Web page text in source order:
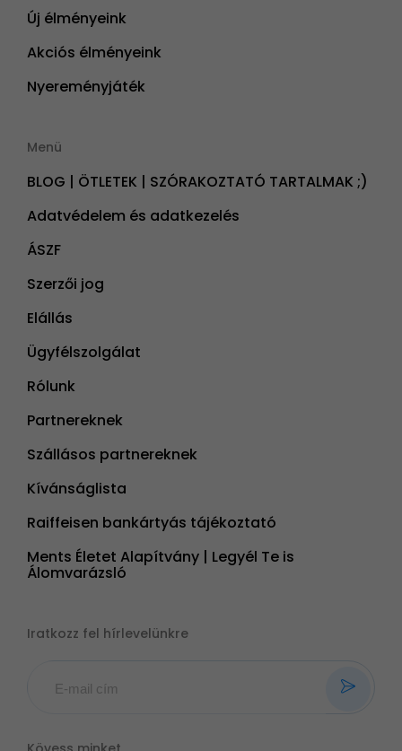
Új élményeink
Akciós élményeink
Nyereményjáték
Menü
BLOG | ÖTLETEK | SZÓRAKOZTATÓ TARTALMAK ;)
Adatvédelem és adatkezelés
ÁSZF
Szerzői jog
Elállás
Ügyfélszolgálat
Rólunk
Partnereknek
Szállásos partnereknek
Kívánságlista
Raiffeisen bankártyás tájékoztató
Ments Életet Alapítvány | Legyél Te is
Álomvarázsló
Iratkozz fel hírlevelünkre